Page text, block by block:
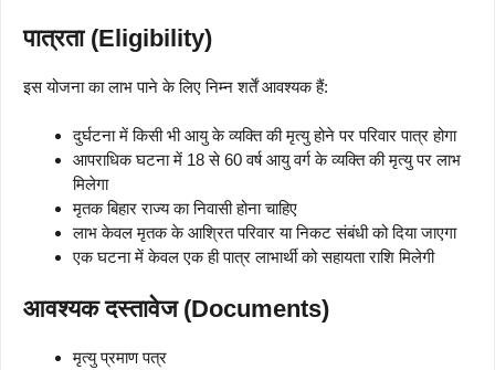
पात्रता (Eligibility)
इस योजना का लाभ पाने के लिए निम्न शर्तें आवश्यक हैं:
दुर्घटना में किसी भी आयु के व्यक्ति की मृत्यु होने पर परिवार पात्र होगा
आपराधिक घटना में 18 से 60 वर्ष आयु वर्ग के व्यक्ति की मृत्यु पर लाभ
मिलेगा
मृतक बिहार राज्य का निवासी होना चाहिए
लाभ केवल मृतक के आश्रित परिवार या निकट संबंधी को दिया जाएगा
एक घटना में केवल एक ही पात्र लाभार्थी को सहायता राशि मिलेगी
आवश्यक दस्तावेज (Documents)
मृत्यु प्रमाण पत्र